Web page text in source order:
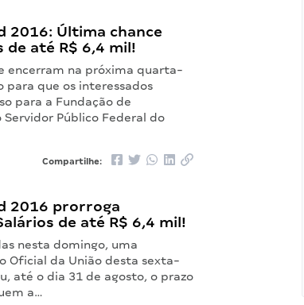
2016: Última chance
até R$ 6,4 mil!
encerram na próxima quarta-
para que os interessados
para a Fundação de
Público Federal do
Compartilhe:
2016 prorroga
de até R$ 6,4 mil!
nesta domingo, uma
Oficial da União desta sexta-
até o dia 31 de agosto, o prazo
a…